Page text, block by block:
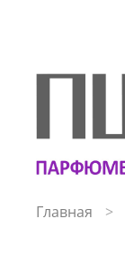
Главная